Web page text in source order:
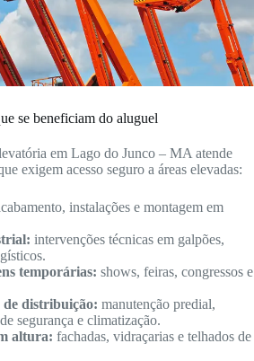
se beneficiam do aluguel
em Lago do Junco – MA atende
exigem acesso seguro a áreas elevadas:
instalações e montagem em
intervenções técnicas em galpões,
temporárias: shows, feiras, congressos e
de distribuição: manutenção predial,
segurança e climatização.
altura: fachadas, vidraçarias e telhados de